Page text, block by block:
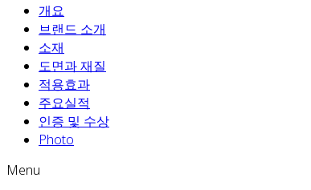
개요
브랜드 소개
소재
도면과 재질
적용효과
주요실적
인증 및 수상
Photo
Menu